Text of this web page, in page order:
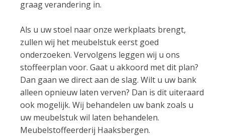
graag verandering in.
Als u uw stoel naar onze werkplaats brengt,
zullen wij het meubelstuk eerst goed
onderzoeken. Vervolgens leggen wij u ons
stoffeerplan voor. Gaat u akkoord met dit plan?
Dan gaan we direct aan de slag. Wilt u uw bank
alleen opnieuw laten verven? Dan is dit uiteraard
ook mogelijk. Wij behandelen uw bank zoals u
uw meubelstuk wil laten behandelen.
Meubelstoffeerderij Haaksbergen.